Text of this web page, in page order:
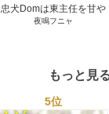
忠犬Domは東主任を甘や
かしたい【コミックス版
夜鳴フニャ
もっと見
5位